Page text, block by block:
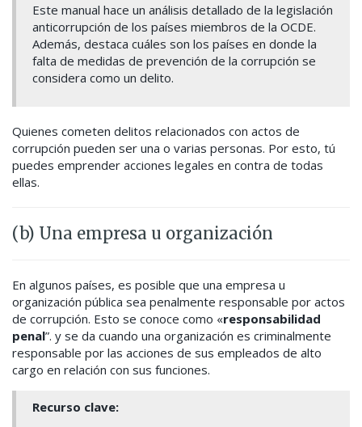
Este manual hace un análisis detallado de la legislación
anticorrupción de los países miembros de la OCDE.
Además, destaca cuáles son los países en donde la
falta de medidas de prevención de la corrupción se
considera como un delito.
Quienes cometen delitos relacionados con actos de
corrupción pueden ser una o varias personas. Por esto, tú
puedes emprender acciones legales en contra de todas
ellas.
(b) Una empresa u organización
En algunos países, es posible que una empresa u
organización pública sea penalmente responsable por actos
de corrupción. Esto se conoce como «responsabilidad
penal”. y se da cuando una organización es criminalmente
responsable por las acciones de sus empleados de alto
cargo en relación con sus funciones.
Recurso clave: